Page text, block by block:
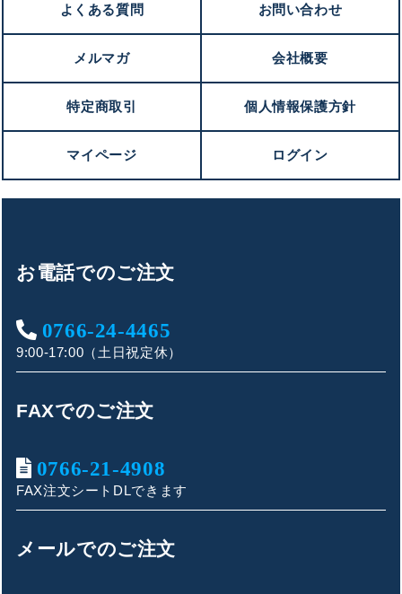
キンショウお問い合わせサポート
こんにちは！
お買い物やお問い合わせ相談のサポートをさせていただい
よくある質問 お問い合わせ
メルマガ 会社概要
特定商取引 個人情報保護方針
マイページ ログイン
お電話でのご注文
0766-24-4465
9:00-17:00（土日祝定休）
FAXでのご注文
0766-21-4908
FAX注文シートDLできます
メールでのご注文